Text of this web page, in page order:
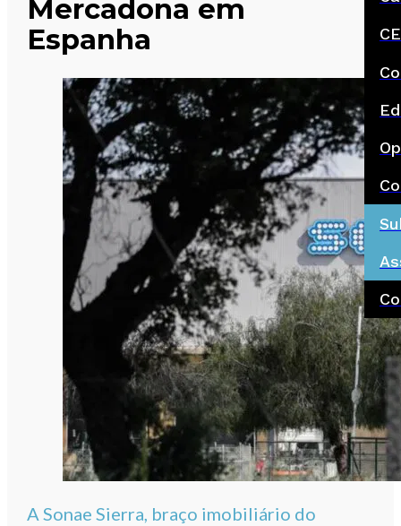
Mercadona em
Espanha
A Sonae Sierra, braço imobiliário do